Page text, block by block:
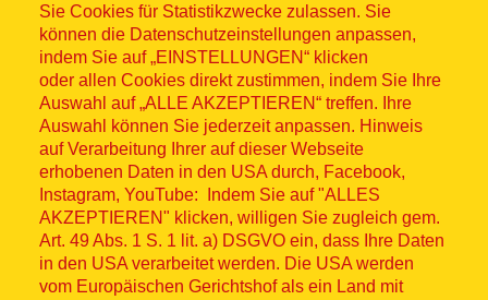
Sie Cookies für Statistikzwecke zulassen. Sie
können die Datenschutzeinstellungen anpassen,
indem Sie auf „EINSTELLUNGEN“ klicken
oder allen Cookies direkt zustimmen, indem Sie Ihre
Auswahl auf „ALLE AKZEPTIEREN“ treffen. Ihre
Auswahl können Sie jederzeit anpassen. Hinweis
auf Verarbeitung Ihrer auf dieser Webseite
erhobenen Daten in den USA durch, Facebook,
Instagram, YouTube: Indem Sie auf "ALLES
AKZEPTIEREN" klicken, willigen Sie zugleich gem.
Art. 49 Abs. 1 S. 1 lit. a) DSGVO ein, dass Ihre Daten
in den USA verarbeitet werden. Die USA werden
vom Europäischen Gerichtshof als ein Land mit
Sitemap
© ASB 2026
Fußzeilenmenü
Impressum
Datenschutz